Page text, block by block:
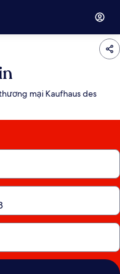
mại Kaufhaus des